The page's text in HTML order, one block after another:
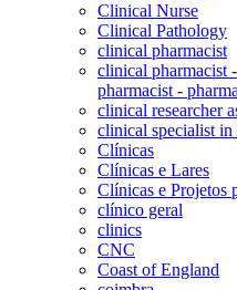
Clinical Nurse
Clinical Pathology
clinical pharmacist
clinical pharmacist
pharmacist -
clinical researcher
clinical specialist
Clínicas
Clínicas e Lares
Clínicas e Projetos
clínico geral
clinics
CNC
Coast of England